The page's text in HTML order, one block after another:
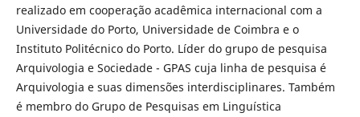
realizado em cooperação acadêmica internacional com a
Universidade do Porto, Universidade de Coimbra e o
Instituto Politécnico do Porto. Líder do grupo de pesquisa
Arquivologia e Sociedade - GPAS cuja linha de pesquisa é
Arquivologia e suas dimensões interdisciplinares. Também
é membro do Grupo de Pesquisas em Linguística